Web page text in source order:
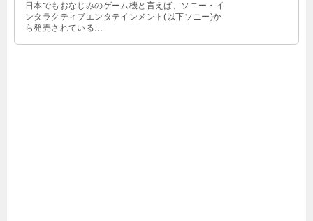
日本でもおなじみのゲーム機と言えば、ソニー・イ
ンタラクティブエンタテインメント(以下ソニー)か
ら発売されている…